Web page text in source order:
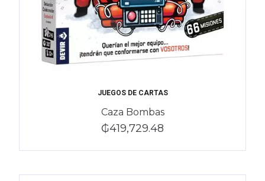
JUEGOS DE CARTAS
Caza Bombas
₲419,729.48